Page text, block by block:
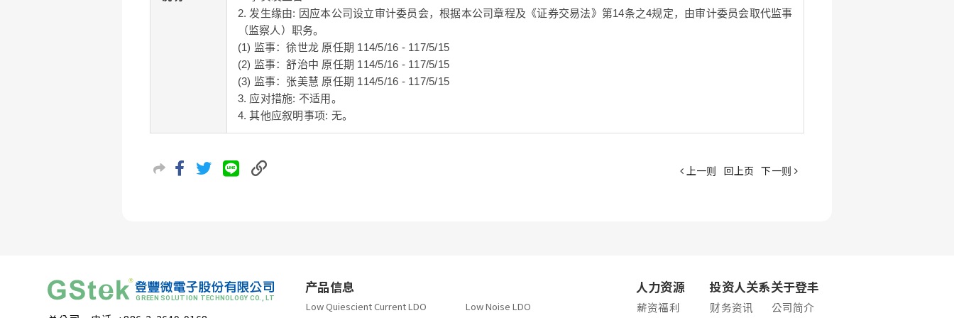
2. 发生缘由: 因应本公司设立审计委员会，根据本公司章程及《证券交易法》第14条之4规定，由审计委员会取代监事
（监察人）职务。
(1) 监事：徐世龙 原任期 114/5/16 - 117/5/15
(2) 监事：舒治中 原任期 114/5/16 - 117/5/15
(3) 监事：张美慧 原任期 114/5/16 - 117/5/15
3. 应对措施: 不适用。
4. 其他应叙明事项: 无。
上一则 回上页 下一则
产品信息
Low Quiescient Current LDO
Low Noise LDO
人力资源
薪资福利
投资人关系
财务资讯
关于登丰
公司简介